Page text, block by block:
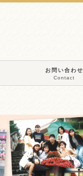
お問い合わせ
Contact